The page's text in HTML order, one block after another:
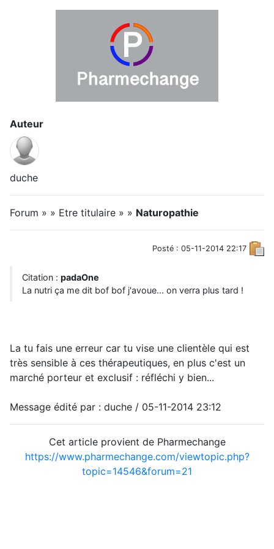
Auteur
duche
Forum » » Etre titulaire » » Naturopathie
Posté : 05-11-2014 22:17
Citation : padaOne
La nutri ça me dit bof bof j'avoue... on verra plus tard !
La tu fais une erreur car tu vise une clientèle qui est
très sensible à ces thérapeutiques, en plus c'est un
marché porteur et exclusif : réfléchi y bien...
Message édité par : duche / 05-11-2014 23:12
Cet article provient de Pharmechange
https://www.pharmechange.com/viewtopic.php?
topic=14546&forum=21